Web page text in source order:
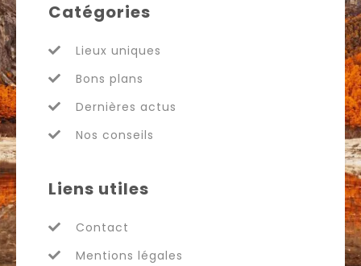
Catégories
Lieux uniques
Bons plans
Dernières actus
Nos conseils
Liens utiles
Contact
Mentions légales